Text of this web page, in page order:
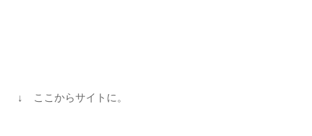
↓ ここからサイトに。